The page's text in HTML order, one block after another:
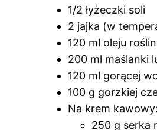
1/2 łyżeczki soli
2 jajka (w
120 ml oleju
200 ml maślanki
120 ml gorącej
100 g gorzkiej
Na krem kawowy:
250 g serka